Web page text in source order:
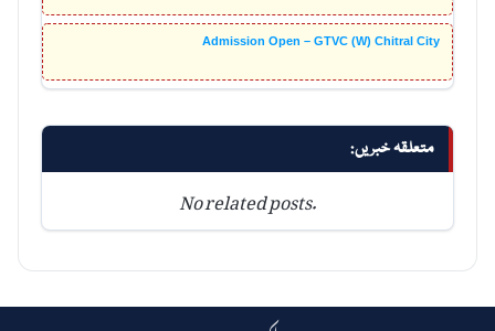
Admission Open – GTVC (W) Chitral City
متعلقہ خبریں:
No related posts.